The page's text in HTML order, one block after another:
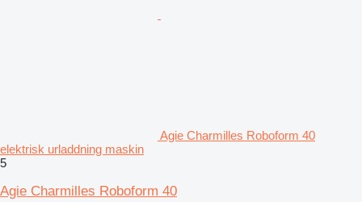
Agie Charmilles Roboform 40
elektrisk urladdning maskin
5
Agie Charmilles Roboform 40